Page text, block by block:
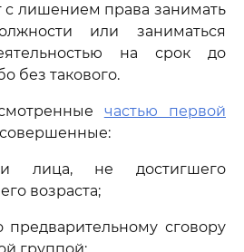
с лишением права занимать
или заниматься
на срок до
без такового.
частью первой
совершенные:
лица, не достигшего
возраста;
сговору